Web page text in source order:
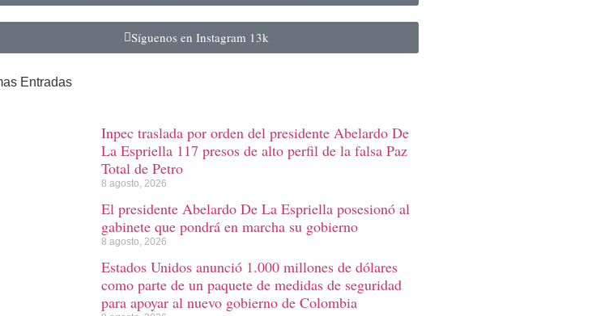
Síguenos en Instagram 13k
Entradas
Inpec traslada por orden del presidente Abelardo De
La Espriella 117 presos de alto perfil de la falsa Paz
Total de Petro
8 agosto, 2026
El presidente Abelardo De La Espriella posesionó al
gabinete que pondrá en marcha su gobierno
8 agosto, 2026
Estados Unidos anunció 1.000 millones de dólares
como parte de un paquete de medidas de seguridad
para apoyar al nuevo gobierno de Colombia